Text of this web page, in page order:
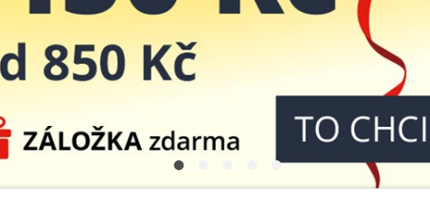
Počítače
Poezie
Populárně - naučná pro dospělé
Předškoláci
Příroda a zahrada
Umění a kultura
Výchova a pedagogika
Young adult (SK)
Zahraniční literatura
Zdraví a životní styl